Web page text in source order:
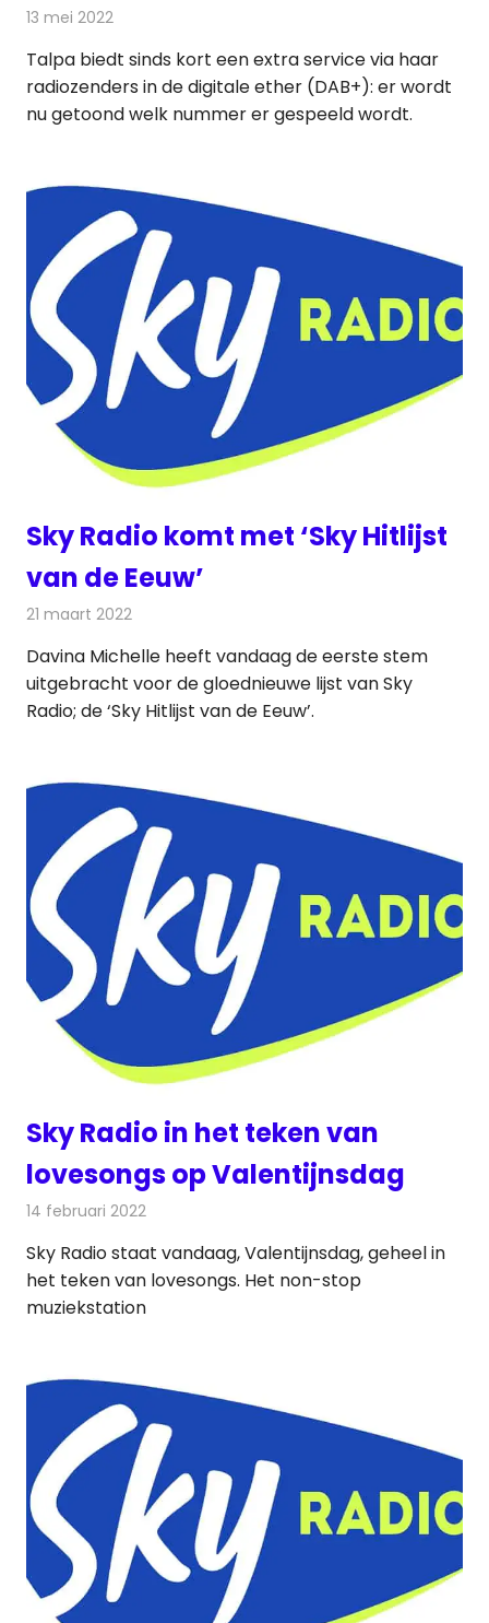
13 mei 2022
Talpa biedt sinds kort een extra service via haar
radiozenders in de digitale ether (DAB+): er wordt
nu getoond welk nummer er gespeeld wordt.
Sky Radio komt met ‘Sky Hitlijst
van de Eeuw’
21 maart 2022
Davina Michelle heeft vandaag de eerste stem
uitgebracht voor de gloednieuwe lijst van Sky
Radio; de ‘Sky Hitlijst van de Eeuw’.
Sky Radio in het teken van
lovesongs op Valentijnsdag
14 februari 2022
Sky Radio staat vandaag, Valentijnsdag, geheel in
het teken van lovesongs. Het non-stop
muziekstation